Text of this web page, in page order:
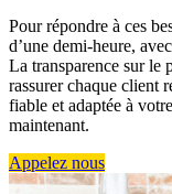
Pour répondre à ces
d’une demi-heure,
La transparence sur le
rassurer chaque client
fiable et adaptée à
maintenant.
Appelez nous